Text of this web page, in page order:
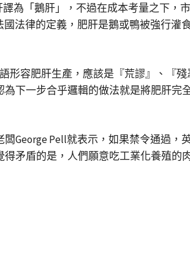
為「鵝肝」，不過在成本考量之下，
法律的定義，肥肝是鵝或鴨被強行灌
形容肥肝生產，應該是『荒謬』、『
下一步合乎邏輯的做法就是將肥肝完
George Pell就表示，如果禁令通過，
矛盾的是，人們願意吃工業化養殖的